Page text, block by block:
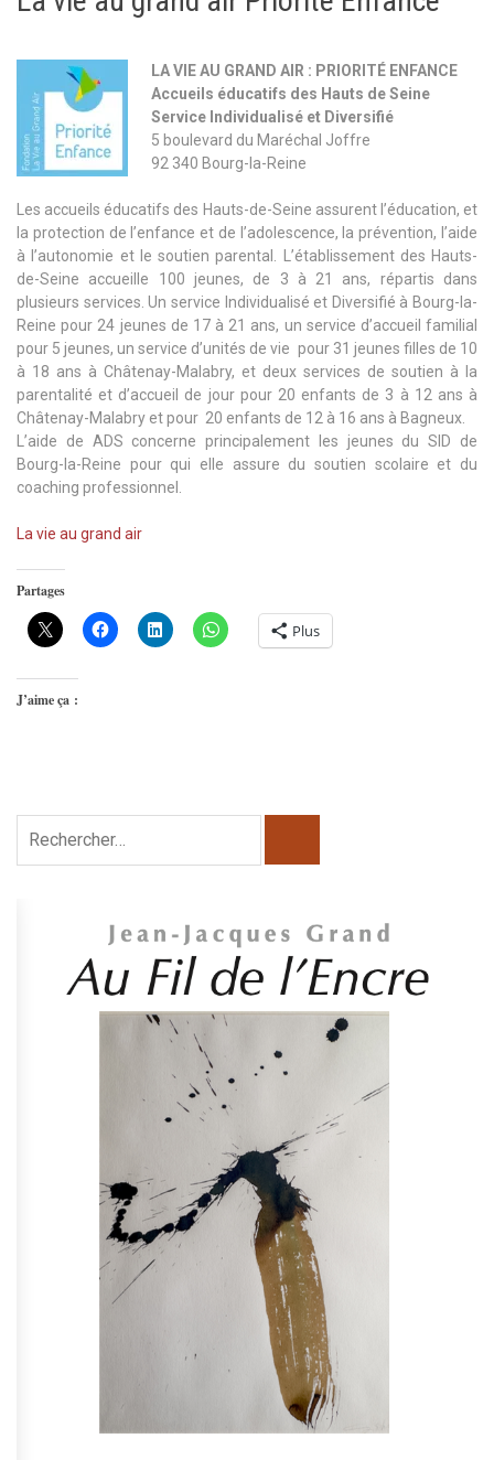
LA VIE AU GRAND AIR : PRIORITÉ ENFANCE
Accueils éducatifs des Hauts de Seine
Service Individualisé et Diversifié
5 boulevard du Maréchal Joffre
92 340 Bourg-la-Reine
Les accueils éducatifs des Hauts-de-Seine assurent l’éducation, et
la protection de l’enfance et de l’adolescence, la prévention, l’aide
à l’autonomie et le soutien parental. L’établissement des Hauts-
de-Seine accueille 100 jeunes, de 3 à 21 ans, répartis dans
plusieurs services. Un service Individualisé et Diversifié à Bourg-la-
Reine pour 24 jeunes de 17 à 21 ans, un service d’accueil familial
pour 5 jeunes, un service d’unités de vie pour 31 jeunes filles de 10
à 18 ans à Châtenay-Malabry, et deux services de soutien à la
parentalité et d’accueil de jour pour 20 enfants de 3 à 12 ans à
Châtenay-Malabry et pour 20 enfants de 12 à 16 ans à Bagneux.
L’aide de ADS concerne principalement les jeunes du SID de
Bourg-la-Reine pour qui elle assure du soutien scolaire et du
coaching professionnel.
La vie au grand air
Partages
Plus
J’aime ça :